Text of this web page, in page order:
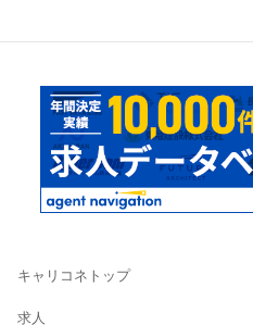
キャリコネトップ
求人